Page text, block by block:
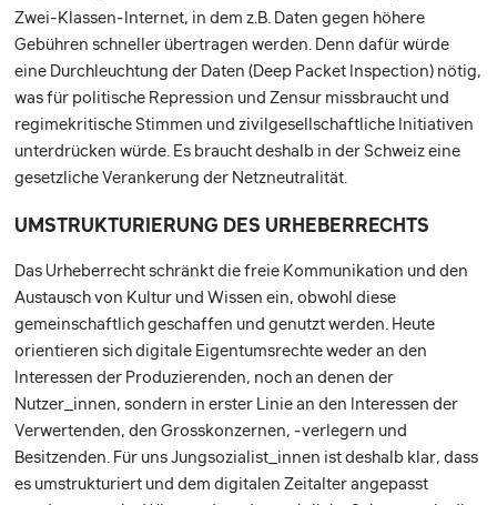
Zwei-Klassen-Internet, in dem z.B. Daten gegen höhere
Gebühren schneller übertragen werden. Denn dafür würde
eine Durchleuchtung der Daten (Deep Packet Inspection) nötig,
was für politische Repression und Zensur missbraucht und
regimekritische Stimmen und zivilgesellschaftliche Initiativen
unterdrücken würde. Es braucht deshalb in der Schweiz eine
gesetzliche Verankerung der Netzneutralität.
UMSTRUKTURIERUNG DES URHEBERRECHTS
Das Urheberrecht schränkt die freie Kommunikation und den
Austausch von Kultur und Wissen ein, obwohl diese
gemeinschaftlich geschaffen und genutzt werden. Heute
orientieren sich digitale Eigentumsrechte weder an den
Interessen der Produzierenden, noch an denen der
Nutzer_innen, sondern in erster Linie an den Interessen der
Verwertenden, den Grosskonzernen, -verlegern und
Besitzenden. Für uns Jungsozialist_innen ist deshalb klar, dass
es umstrukturiert und dem digitalen Zeitalter angepasst